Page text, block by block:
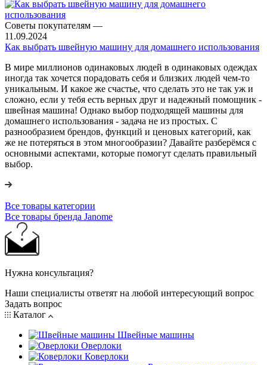
Советы покупателям —
11.09.2024
Как выбрать швейную машину для домашнего использования
В мире миллионов одинаковых людей в одинаковых одеждах
иногда так хочется порадовать себя и близких людей чем-то
уникальным. И какое же счастье, что сделать это не так уж и
сложно, если у тебя есть верных друг и надежный помощник -
швейная машина! Однако выбор подходящей машины для
домашнего использования - задача не из простых. С
разнообразием брендов, функций и ценовых категорий, как
же не потеряться в этом многообразии? Давайте разберёмся с
основными аспектами, которые помогут сделать правильный
выбор.
Все товары категории
Все товары бренда Janome
Нужна консультация?
Наши специалисты ответят на любой интересующий вопрос
Задать вопрос
Каталог
Швейные машины
Оверлоки
Коверлоки